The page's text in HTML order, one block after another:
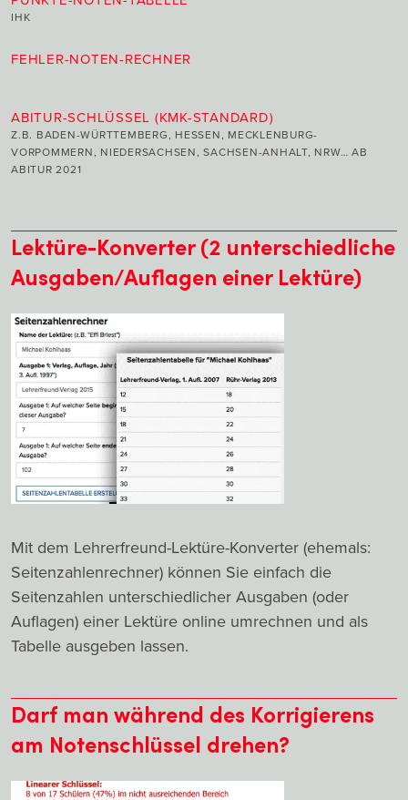
IHK
FEHLER-NOTEN-RECHNER
ABITUR-SCHLÜSSEL (KMK-STANDARD)
Z.B. BADEN-WÜRTTEMBERG, HESSEN, MECKLENBURG-
VORPOMMERN, NIEDERSACHSEN, SACHSEN-ANHALT, NRW… AB
ABITUR 2021
Lektüre-Konverter (2 unterschiedliche
Ausgaben/Auflagen einer Lektüre)
Mit dem Lehrerfreund-Lektüre-Konverter (ehemals:
Seitenzahlenrechner) können Sie einfach die
Seitenzahlen unterschiedlicher Ausgaben (oder
Auflagen) einer Lektüre online umrechnen und als
Tabelle ausgeben lassen.
Darf man während des Korrigierens
am Notenschlüssel drehen?